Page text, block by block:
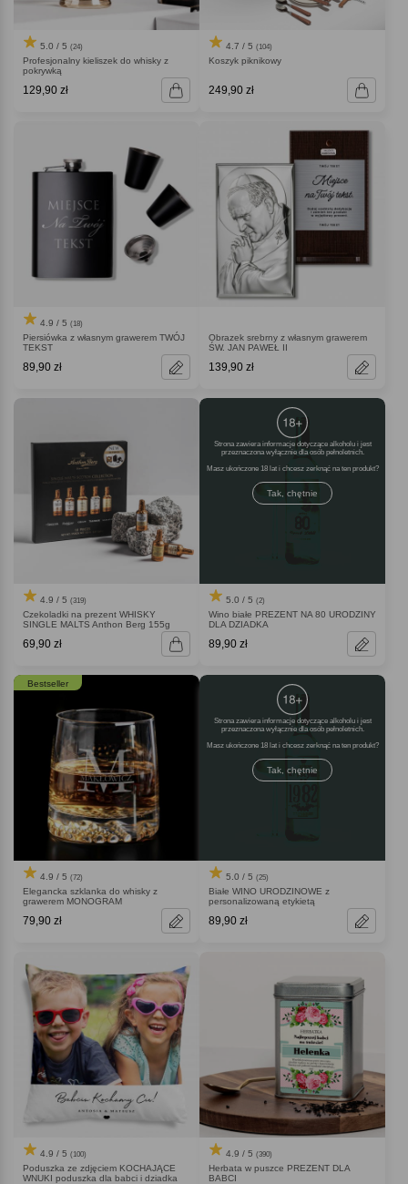
5.0 / 5 (24)
Profesjonalny kieliszek do whisky z
pokrywką
129,90 zł
4.7 / 5 (104)
Koszyk piknikowy
249,90 zł
4.9 / 5 (18)
Piersiówka z własnym grawerem TWÓJ
TEKST
89,90 zł
Obrazek srebrny z własnym grawerem
ŚW. JAN PAWEŁ II
139,90 zł
4.9 / 5 (319)
Czekoladki na prezent WHISKY
SINGLE MALTS Anthon Berg 155g
69,90 zł
Strona zawiera informacje dotyczące alkoholu i jest
przeznaczona wyłącznie dla osób pełnoletnich.
Masz ukończone 18 lat i chcesz zerknąć na ten produkt
Tak, chętnie
5.0 / 5 (2)
Wino białe PREZENT NA 80 URODZINY
DLA DZIADKA
89,90 zł
Bestseller
4.9 / 5 (72)
Elegancka szklanka do whisky z
grawerem MONOGRAM
79,90 zł
Strona zawiera informacje dotyczące alkoholu i jest
przeznaczona wyłącznie dla osób pełnoletnich.
Masz ukończone 18 lat i chcesz zerknąć na ten produkt
Tak, chętnie
5.0 / 5 (25)
Białe WINO URODZINOWE z
personalizowaną etykietą
89,90 zł
4.9 / 5 (100)
Poduszka ze zdjęciem KOCHAJĄCE
WNUKI poduszka dla babci i dziadka
4.9 / 5 (390)
Herbata w puszce PREZENT DLA
BABCI